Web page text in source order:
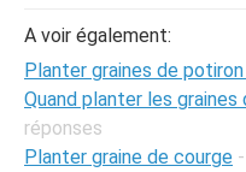
A voir également:
Planter graines de
Quand planter les graines
réponses
Planter graine de courge